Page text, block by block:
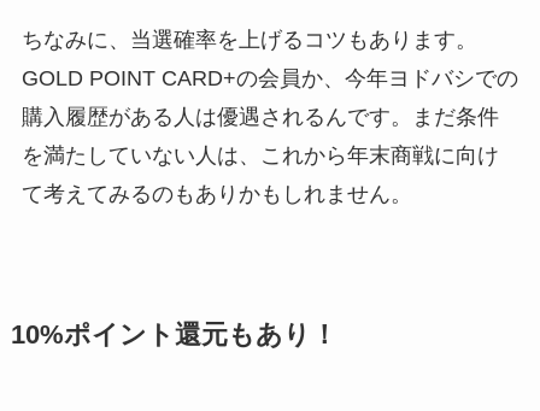
ちなみに、当選確率を上げるコツもあります。
GOLD POINT CARD+の会員か、今年ヨドバシでの
購入履歴がある人は優遇されるんです。まだ条件
を満たしていない人は、これから年末商戦に向け
て考えてみるのもありかもしれません。
10%ポイント還元もあり！